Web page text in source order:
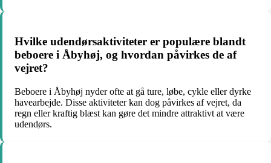
Hvilke udendørsaktiviteter er populære blandt
beboere i Åbyhøj, og hvordan påvirkes de af
vejret?
Beboere i Åbyhøj nyder ofte at gå ture, løbe, cykle eller dyrke
havearbejde. Disse aktiviteter kan dog påvirkes af vejret, da
regn eller kraftig blæst kan gøre det mindre attraktivt at være
udendørs.